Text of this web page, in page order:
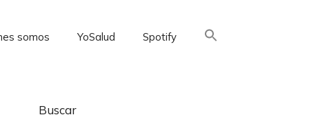
somos YoSalud Spotify
Buscar